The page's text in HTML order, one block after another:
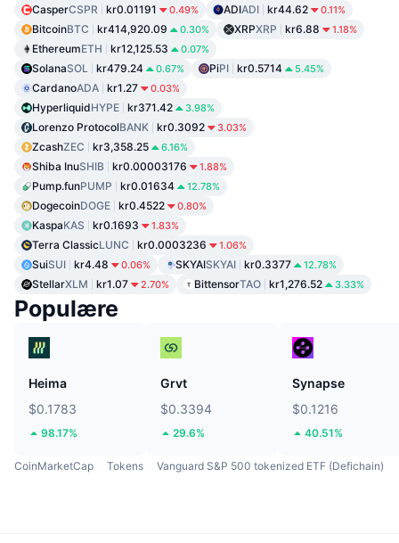
CasperCSPR kr0.01191 0.49% ADIADI kr44.62 0.11%
BitcoinBTC kr414,920.09 0.30% XRPXRP kr6.88 1.18%
EthereumETH kr12,125.53 0.07%
SolanaSOL kr479.24 0.67% PiPI kr0.5714 5.45%
CardanoADA kr1.27 0.03%
HyperliquidHYPE kr371.42 3.98%
Lorenzo ProtocolBANK kr0.3092 3.03%
ZcashZEC kr3,358.25 6.16%
Shiba InuSHIB kr0.00003176 1.88%
Pump.funPUMP kr0.01634 12.78%
DogecoinDOGE kr0.4522 0.80%
KaspaKAS kr0.1693 1.83%
Terra ClassicLUNC kr0.0003236 1.06%
SuiSUI kr4.48 0.06% SKYAISKYAI kr0.3377 12.78%
StellarXLM kr1.07 2.70% BittensorTAO kr1,276.52 3.33%
Populære
Heima
$0.1783
98.17%
Grvt
$0.3394
29.6%
Synapse
$0.1216
40.51%
CoinMarketCap Tokens Vanguard S&P 500 tokenized ETF (Defichain)